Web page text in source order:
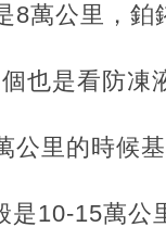
萬公里，鉑
也是看防凍
里的時候基
10-15萬公